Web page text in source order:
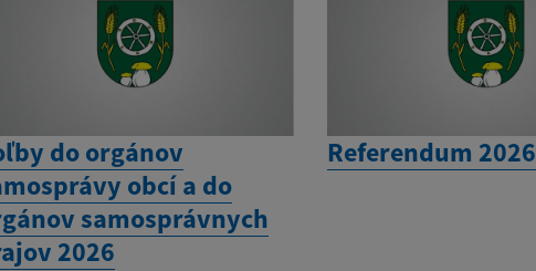
do orgánov
obcí a do
samosprávnych
2026
Referendum 2026